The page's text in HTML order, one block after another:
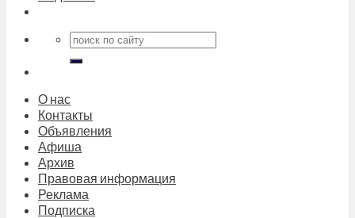
О нас
Контакты
Объявления
Афиша
Архив
Правовая информация
Реклама
Подписка